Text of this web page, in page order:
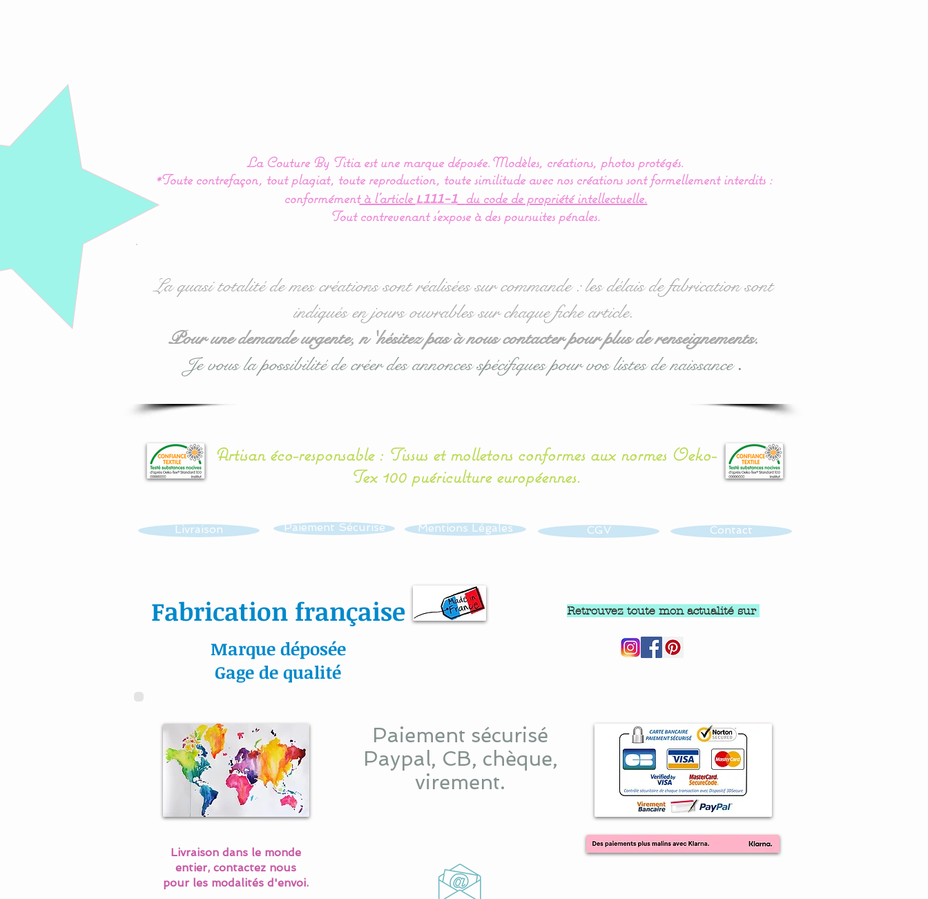
La Couture By Titia est une marque déposée. Modèles, créations, photos protégés.
*Toute contrefaçon, tout plagiat, toute reproduction, toute similitude avec nos créations sont formellement interdits :
conformémentà l’article L111-1
du code de propriété intellectuelle.
Tout contrevenant s'expose à des poursuites pénales.
La quasi totalité de mes créations sont réalisées sur commande : les délais de fabrication sont
indiqués en jours ouvrables sur chaque fiche article.
Pour une demande urgente, n 'hésitez pas à nous contacter pour plus de renseignements.
Je vous la possibilité de créer des annonces spécifiques pour vos listes de naissance.
Artisan éco-responsable : Tissus et molletons conformes aux normes Oeko-
Tex 100 puériculture européennes.
Livraison Paiement Sécurisé Mentions Légales
Fabrication française
Marque déposée
Gage de qualité
CGV Contact
Retrouvez toute mon actualité sur
Livraison dans le monde
entier, contactez nous
pour les modalités d'envoi.
Paiement sécurisé
Paypal, CB, chèque,
virement.